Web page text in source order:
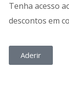
Tenha acesso
descontos em
Aderir